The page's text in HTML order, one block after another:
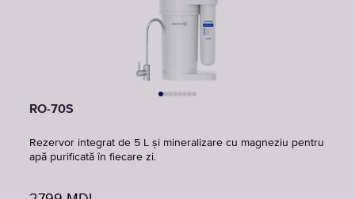
RO-70S
Rezervor integrat de 5 L și mineralizare cu magneziu pentru
apă purificată în fiecare zi.